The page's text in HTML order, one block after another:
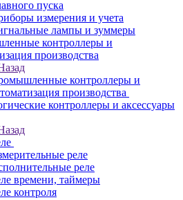
пуска
измерения и учета
лампы и зуммеры
контроллеры и
производства
контроллеры и
производства
контроллеры и аксессуары
реле
реле
времени, таймеры
контроля